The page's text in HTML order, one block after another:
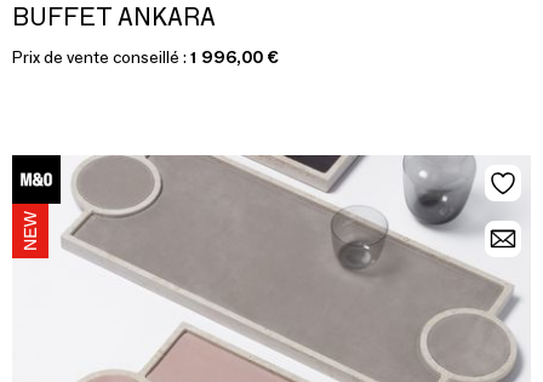
BUFFET ANKARA
Prix de vente conseillé : 1 996,00 €